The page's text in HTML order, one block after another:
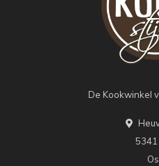
De Kookwinkel
5341